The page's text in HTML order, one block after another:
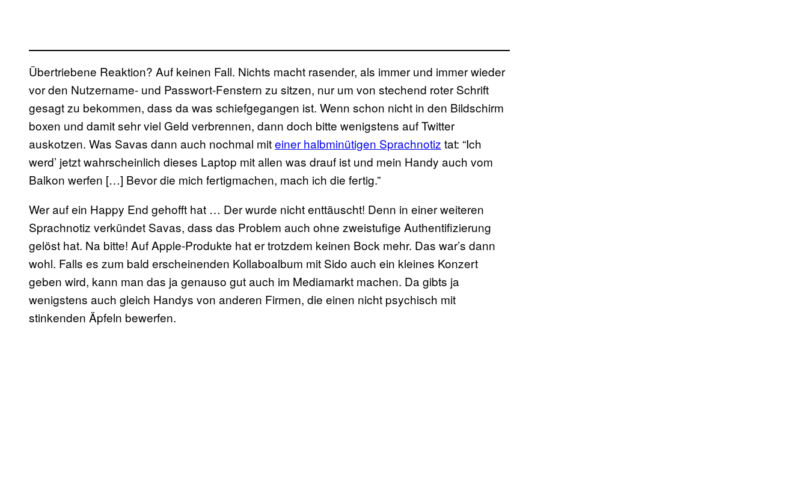
Übertriebene Reaktion? Auf keinen Fall. Nichts macht rasender, als immer und immer wieder
vor den Nutzername- und Passwort-Fenstern zu sitzen, nur um von stechend roter Schrift
gesagt zu bekommen, dass da was schiefgegangen ist. Wenn schon nicht in den Bildschirm
boxen und damit sehr viel Geld verbrennen, dann doch bitte wenigstens auf Twitter
auskotzen. Was Savas dann auch nochmal miteiner halbminütigen Sprachnotiz tat: “Ich
werd’ jetzt wahrscheinlich dieses Laptop mit allen was drauf ist und mein Handy auch vom
Balkon werfen […] Bevor die mich fertigmachen, mach ich die fertig.”
Wer auf ein Happy End gehofft hat … Der wurde nicht enttäuscht! Denn in einer weiteren
Sprachnotiz verkündet Savas, dass das Problem auch ohne zweistufige Authentifizierung
gelöst hat. Na bitte! Auf Apple-Produkte hat er trotzdem keinen Bock mehr. Das war’s dann
wohl. Falls es zum bald erscheinenden Kollaboalbum mit Sido auch ein kleines Konzert
geben wird, kann man das ja genauso gut auch im Mediamarkt machen. Da gibts ja
wenigstens auch gleich Handys von anderen Firmen, die einen nicht psychisch mit
stinkenden Äpfeln bewerfen.